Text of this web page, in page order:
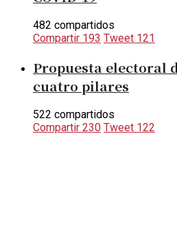
482 compartidos
Compartir 193 Tweet 121
Propuesta electoral
cuatro pilares
522 compartidos
Compartir 230 Tweet 122